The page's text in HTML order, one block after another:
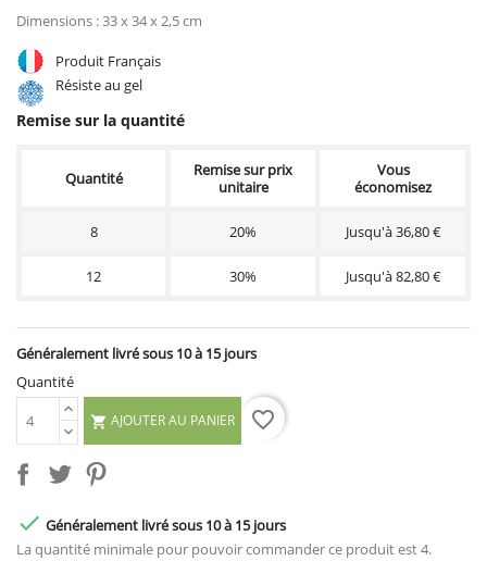
Dimensions : 33 x 34 x 2,5 cm
Produit Français
Résiste au gel
Remise sur la quantité
Quantité
Remise sur prix
unitaire
Vous
économisez
8 20% Jusqu'à 36,80 €
12 30% Jusqu'à 82,80 €
Généralement livré sous 10 à 15 jours
Quantité
 AJOUTER AU PANIER favorite_border
 Généralement livré sous 10 à 15 jours
La quantité minimale pour pouvoir commander ce produit est 4.